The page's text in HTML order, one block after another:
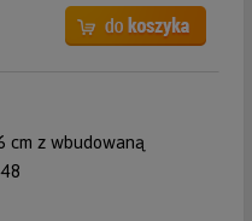
cm z wbudowaną